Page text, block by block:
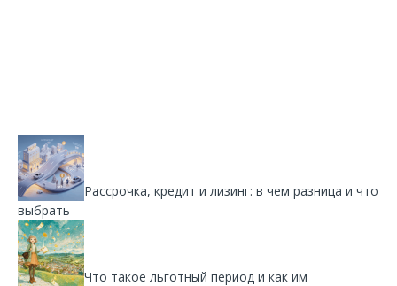
Рассрочка, кредит и лизинг: в чем разница и что
выбрать
Что такое льготный период и как им